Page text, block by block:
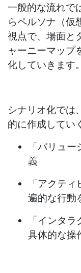
一般的な流れで
らペルソナ（仮
視点で、場面と
ャーニーマップ
化していきます。
シナリオ化では
的に作成してい
「バリュ
義
「アクテ
遍的な行動
「インタ
具体的な操